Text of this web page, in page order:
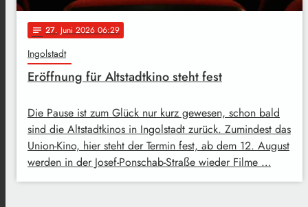
notes 27. Juni 2026 06:29
Ingolstadt
Eröffnung für Altstadtkino steht fest
Die Pause ist zum Glück nur kurz gewesen, schon bald
sind die Altstadtkinos in Ingolstadt zurück. Zumindest das
Union-Kino, hier steht der Termin fest, ab dem 12. August
werden in der Josef-Ponschab-Straße wieder Filme …